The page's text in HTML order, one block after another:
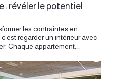
: révéler le potentiel
Un couchage peut s’intégrer en hauteur, dans une alcôve ou derrière une paroi légère. Un bureau peut trouver sa place dans une niche, une bibliothèque ou un meuble toute hauteur. Des rangements peuvent s’inscrire dans les murs pour libérer l’espace central. L’objectif est de créer une sensation d’amplitude. La couleur, la lumière, les matières, les proportions et les lignes de mobilier participent à cette impression. Un petit espace réussi offre plusieurs usages dans un même volume, avec simplicité et élégance. Ce petit appartement à Lyon 7 montre comment une redistribution précise peut clarifier les usages et libérer les circulations. Transformer les contraintes en ressources La contrainte est souvent le point de départ d’un projet intéressant. Un mur porteur, une gaine technique, une faible largeur, une pièce traversante, une sous-pente ou une hauteur atypique peuvent orienter la conception. Plutôt que de les subir, l’architecture intérieure les utilise comme matière de projet. Une gaine peut devenir le point d’ancrage d’un meuble. Une sous-pente peut accueillir un rangement bas. Une largeur réduite peut guider une implantation linéaire. Une grande hauteur peut permettre une composition verticale. Cette manière de penser transforme le regard sur le lieu. La contrainte devient une ressource créative. Elle donne au projet sa singularité et sa cohérence. Travailler la lumière pour agrandir la perception La lumière joue un rôle central dans la perception de l’espace. Un intérieur bien éclairé paraît plus fluide, plus ouvert et plus accueillant. L’optimisation de l’espace passe donc par une attention particulière à la lumière naturelle et artificielle. La lumière naturelle peut être accompagnée par des ouvertures, des teintes claires, des surfaces réfléchissantes, des transparences ou des perspectives dégagées. La lumière artificielle permet de structurer les ambiances. Un éclairage intégré sous un meuble, une applique dans un couloir, une suspension au-dessus d’une table, un bandeau lumineux dans une bibliothèque ou un éclairage indirect dans une entrée peuvent transformer l’atmosphère. La lumière donne du relief au projet. Elle révèle les matières, guide les usages et agrandit la sensation d’espace. Créer des transitions plutôt que des séparations Optimiser l’espace implique souvent de repenser les limites entre les pièces. Une séparation peut devenir plus légère, plus douce, plus utile. Une verrière, un claustra, un meuble traversant, une bibliothèque ouverte, une différence de sol ou une variation de couleur peuvent créer une transition subtile. Ces dispositifs permettent de préserver la fluidité tout en donnant une identité à chaque zone. Dans un appartement, l’entrée peut être marquée sans être enfermée. La cuisine peut dialoguer avec le séjour tout en gardant sa propre présence. Un bureau peut s’intégrer dans une pièce de vie avec une limite discrète. L’espace gagne en richesse lorsqu’il offre plusieurs degrés d’ouverture. Optimiser sans standardiser Chaque intérieur appelle une réponse particulière. Un canut de la Croix-Rousse possède une verticalité singulière. Un appartement haussmannien offre des enfilades, des moulures et des proportions généreuses. Un logement en VEFA demande souvent un travail d’identité, de matière et de caractère. Une maison familiale appelle une réflexion sur les usages quotidiens, les rangements, les circulations et les moments partagés. L’optimisation de l’espace se construit à partir de cette singularité. Elle évite les solutions toutes faites et privilégie une réponse juste, adaptée au lieu, aux habitants et au rythme de vie. Le sur mesure commence dans cette écoute. Penser le rangement comme une partie du projet Le rangement est souvent au cœur de l’optimisation. Bien intégré, il apporte du confort sans dominer l’espace. Il peut disparaître dans une paroi, accompagner une circulation, structurer une entrée, encadrer un lit, prolonger une cuisine ou créer une séparation douce. Le rangement devient alors un outil de composition. Il permet de libérer les surfaces visibles, de simplifier le quotidien et de donner une impression d’ordre naturel. Dans un projet d’architecture intérieure, le rangement se dessine avec autant d’attention qu’une pièce à vivre. Sa profondeur, ses ouvertures, ses lignes, ses matières et son e